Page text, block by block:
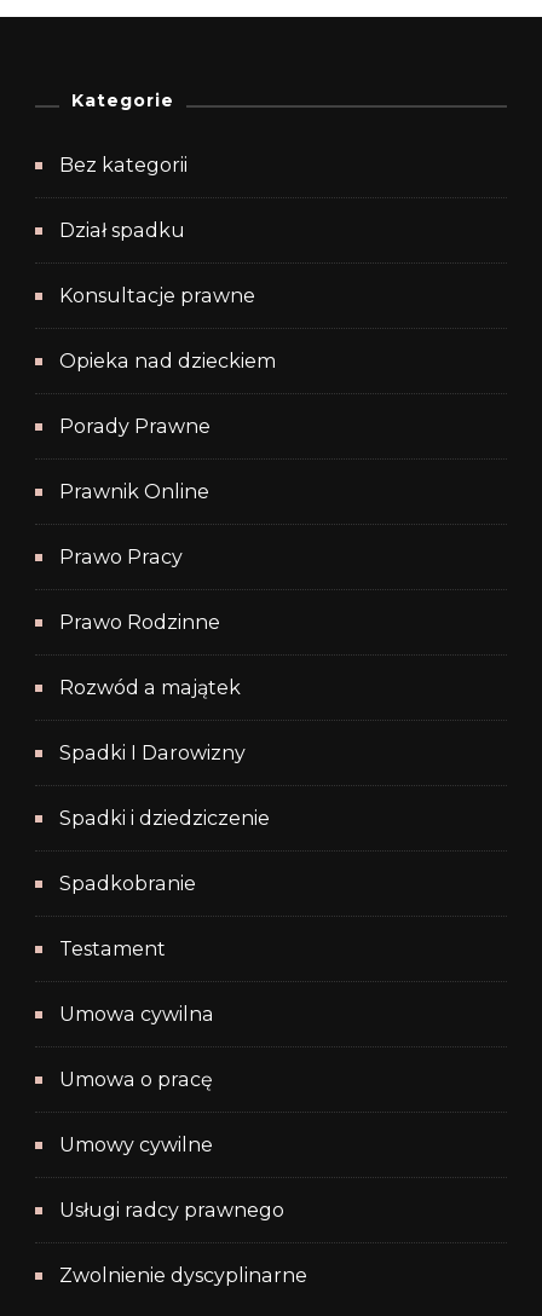
Kategorie
Bez kategorii
Dział spadku
Konsultacje prawne
Opieka nad dzieckiem
Porady Prawne
Prawnik Online
Prawo Pracy
Prawo Rodzinne
Rozwód a majątek
Spadki I Darowizny
Spadki i dziedziczenie
Spadkobranie
Testament
Umowa cywilna
Umowa o pracę
Umowy cywilne
Usługi radcy prawnego
Zwolnienie dyscyplinarne